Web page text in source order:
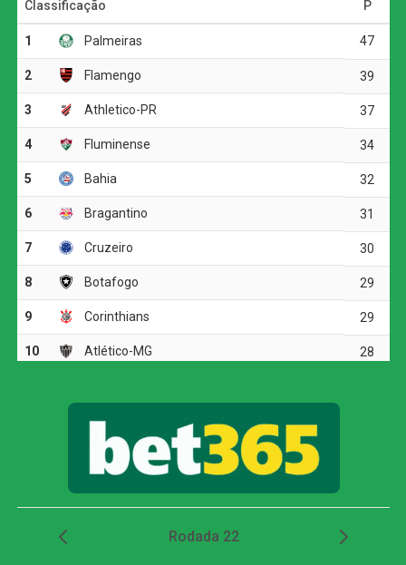
Logo aos seis minutos, Carrascal recebeu passe em
profundidade de Pedro e ficou cara a cara com o goleiro
Matheus Cunha, que salvou com uma boa intervenção.
Aos poucos, o Internacional foi crescendo e abriu o placar
em uma jogada pela direita: Carbonero finalizou de
dentro da área, Rossi fez a defesa, mas no rebote Vitinho
apareceu para chutar forte e colocar os donos da casa em
vantagem.
Antes do intervalo, Carbonero quase ampliou. O atacante
ganhou a disputa de corpo com Léo Pereira dentro da
área, mas finalizou com pouca força, e a bola passou
rente à trave do Flamengo.
A resposta rubro-negra veio aos 33 minutos do segundo
tempo. Pedro ficou cara a cara com Anthoni e parou em
nova defesa do goleiro, mas na tentativa de afastar o
gol aberto para empatar a partida.
Próximos jogos
Data e horário
: 02 de agosto de 2026 (domingo) 19h30